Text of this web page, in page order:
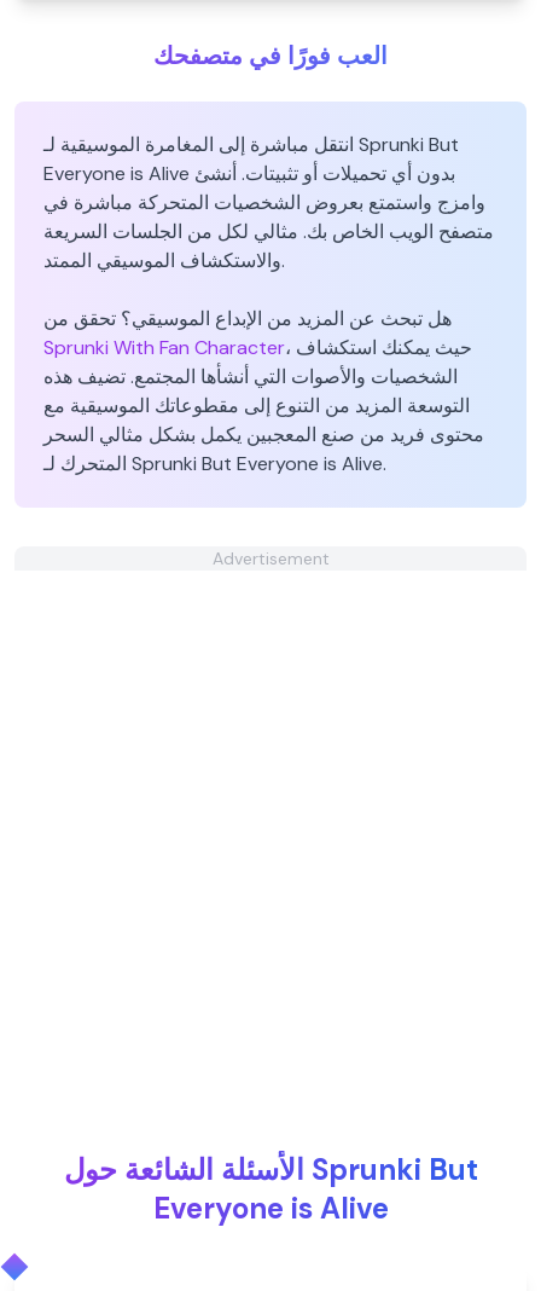
العب فورًا في متصفحك
انتقل مباشرة إلى المغامرة الموسيقية لـ Sprunki But
Everyone is Alive بدون أي تحميلات أو تثبيتات. أنشئ
وامزج واستمتع بعروض الشخصيات المتحركة مباشرة في
متصفح الويب الخاص بك. مثالي لكل من الجلسات السريعة
والاستكشاف الموسيقي الممتد.
هل تبحث عن المزيد من الإبداع الموسيقي؟ تحقق من
Sprunki With Fan Character، حيث يمكنك استكشاف
الشخصيات والأصوات التي أنشأها المجتمع. تضيف هذه
التوسعة المزيد من التنوع إلى مقطوعاتك الموسيقية مع
محتوى فريد من صنع المعجبين يكمل بشكل مثالي السحر
المتحرك لـ Sprunki But Everyone is Alive.
Advertisement
الأسئلة الشائعة حول Sprunki But
Everyone is Alive